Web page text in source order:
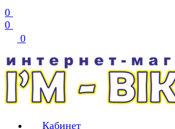
0
0
0
Кабинет